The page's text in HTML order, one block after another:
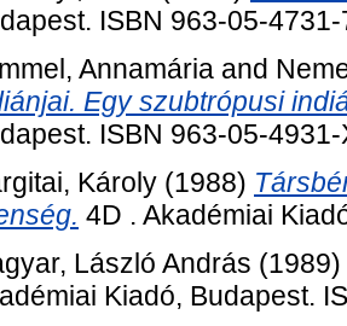
ISBN 963-05-4731-
Annamária and
Egy szubtrópusi
ISBN 963-05-4931-
Károly (1988)
4D . Akadémiai
László András (1989)
Kiadó, Budapest.